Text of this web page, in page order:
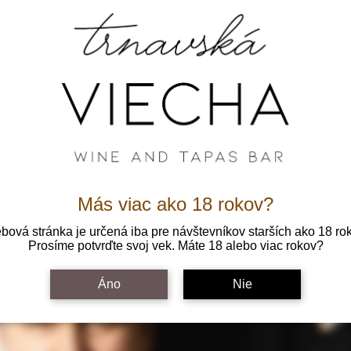
Más viac ako 18 rokov?
stránka je určená iba pre návštevníkov starších ako 18
Prosíme potvrďte svoj vek. Máte 18 alebo viac rokov?
Áno Nie
Pozrieť ďalšie udalosti